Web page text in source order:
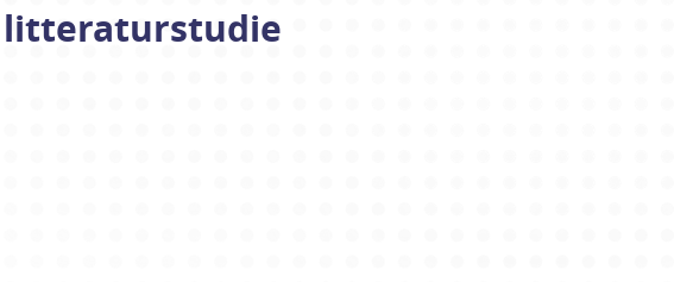
litteraturstudie